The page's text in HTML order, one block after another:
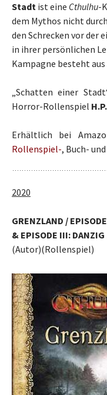
Stadt ist eine Cthulhu-
dem Mythos nicht
den Schrecken vor der
in ihrer persönlichen
Kampagne besteht
„Schatten einer
Horror-Rollenspiel
Erhältlich bei
Rollenspiel-, Buch-
2020
GRENZLAND /
& EPISODE III:
(Autor)(Rollenspiel)